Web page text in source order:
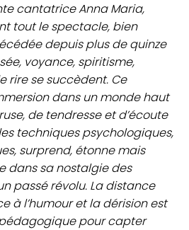
cantatrice Anna Maria,
tout le spectacle, bien
depuis plus de quinze
voyance, spiritisme,
rire se succèdent. Ce
dans un monde haut
de tendresse et d’écoute
techniques psychologiques,
surprend, étonne mais
dans sa nostalgie des
passé révolu. La distance
à l’humour et la dérision est
pour capter